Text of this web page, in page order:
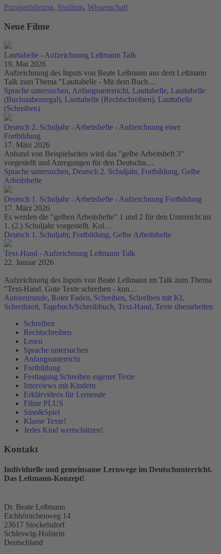
Praxiserfahrung, Studium, Wissenschaft
Neue Filme
Lauttabelle - Aufzeichnung Leßmann Talk
19. Mai 2026
Aufzeichnung des Inputs von Beate Leßmann aus dem Leßmann
Talk zum Thema "Lauttabelle - Mit dem Buch…
Sprache untersuchen, Anfangsunterricht, Lauttabelle, Lauttabelle
(Buchstabenregal), Lauttabelle (Rechtschreiben), Lauttabelle
(Schreiben)
Deutsch 2. Schuljahr - Arbeitshefte - Aufzeichnung einer
Fortbildung
17. März 2026
Anhand von Beispielseiten wird das "gelbe Arbeitsheft 3"
vorgestellt und Anregungen für den Deutschu…
Sprache untersuchen, Deutsch 2. Schuljahr, Fortbildung, Gelbe
Arbeitshefte
Deutsch 1. Schuljahr - Arbeitshefte - Aufzeichnung Fortbildung
17. März 2026
Es werden die "gelben Arbeitshefte" 1 und 2 für den Unterricht im
1. (2.) Schuljahr vorgestellt. Kol…
Deutsch 1. Schuljahr, Fortbildung, Gelbe Arbeitshefte
Text-Hand - Aufzeichnung Leßmann Talk
22. Januar 2026
Aufzeichnung des Inputs von Beate Leßmann im Talk zum Thema
"Text-Hand. Gute Texte schreiben - kon…
Autorenrunde, Roter Faden, Schreiben, Schreiben mit KI,
Schreibzeit, Tagebuch/Schreibbuch, Text-Hand, Texte überarbeiten
Schreiben
Rechtschreiben
Lesen
Sprache untersuchen
Anfangsunterricht
Fortbildung
Festtagung Schreiben eigener Texte
Interviews mit Kindern
Erklärvideos für Lernende
Filme PLUS
Sinn&Spiel
Klasse Texte!
Jedes Kind wertschätzen!
Kontakt
Individuelle und gemeinsame Lernwege im Deutschunterricht.
Das Leßmann-Konzept!
Dr. Beate Leßmann
Eichhörnchenweg 14
23617 Stockelsdorf
Schleswig-Holstein
Deutschland